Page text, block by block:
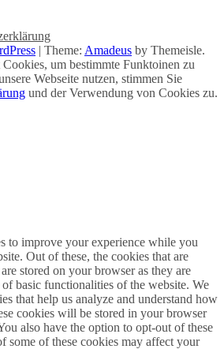
| Theme: Amadeus by Themeisle.
um bestimmte Funktoinen zu
Webseite nutzen, stimmen Sie
und der Verwendung von Cookies zu.
to improve your experience while you
Out of these, the cookies that are
stored on your browser as they are
basic functionalities of the website. We
that help us analyze and understand how
cookies will be stored in your browser
also have the option to opt-out of these
some of these cookies may affect your